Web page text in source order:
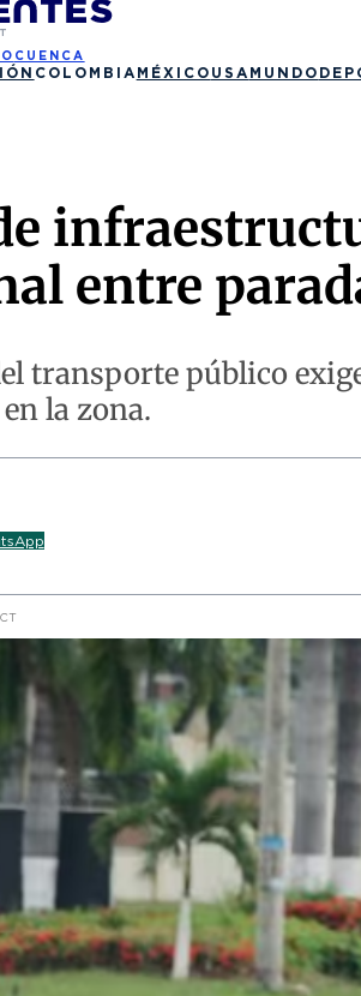
CUENCA
COLOMBIA MÉXICO USA MUNDO
entre
transporte público
la zona.